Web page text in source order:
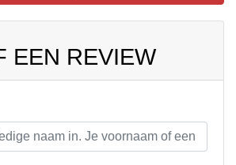
EEN REVIEW